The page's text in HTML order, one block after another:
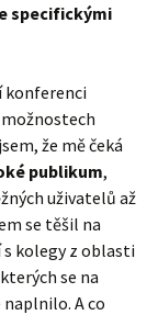
specifickými
konferenci
že mě čeká
publikum,
uživatelů až
se těšil na
kolegy z oblasti
se na
naplnilo. A co